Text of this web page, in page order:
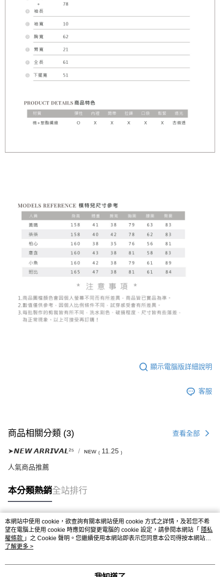
顯示電腦版詳細說明
客服
商品相關分類 (3) 查看全部
➤𝙉𝙀𝙒 𝘼𝙍𝙍𝙄𝙑𝘼𝙇²⁵ ɴᴇᴡ ₍ 11.25 ₎
人氣商品推薦
本分類熱銷全站排行
熱門標籤
本網站中使用 cookie，欲查詢有關本網站使用 cookie 方式之詳情，及若您不希
望在電腦上使用 cookie 時應如何變更電腦的 cookie 設定，請參閱本網站「 隱私
權條款 」之 Cookie 聲明。您繼續使用本網站即表示您同意本公司得按本網站使
用條款之 Cookie 聲明使用 cookie。
了解更多 >